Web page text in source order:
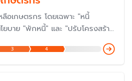
อเกษตรกร โดยเฉพาะ "หนี้
ยบาย "พักหนี้" และ "ปรับโครงสร้าง
นอกจากนี้ ยังมีมาตรการหลายด้าน
รื่องราคาสินค้าเกษตร และต้นทุนการ
าลมีชื่อเรียกนโยบายช่วยเหลือและ
3 4